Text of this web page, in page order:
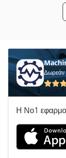
Σύστημα
Σύστημα
Τι Επέκτασης
Δωρεάν
Η Νο1